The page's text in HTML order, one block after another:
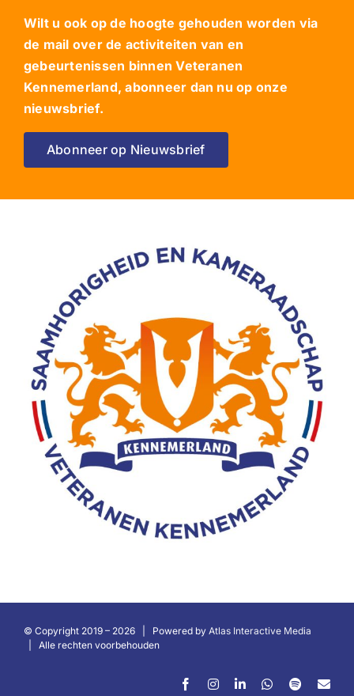
Wilt u ook op de hoogte gehouden worden via
de mail over de activiteiten van en
gebeurtenissen binnen Veteranen
Kennemerland, abonneer dan nu op onze
nieuwsbrief.
Abonneer op Nieuwsbrief
© Copyright 2019 – 2026 | Powered by Atlas Interactive Media
| Alle rechten voorbehouden